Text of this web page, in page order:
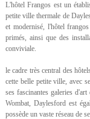
L'hôtel Frangos est un
petite ville thermale de
et modernisé, l'hôtel
primés, ainsi que des
conviviale.
le cadre très central des
cette belle petite ville, avec
ses fascinantes galeries
Wombat, Daylesford est
possède un vaste réseau de